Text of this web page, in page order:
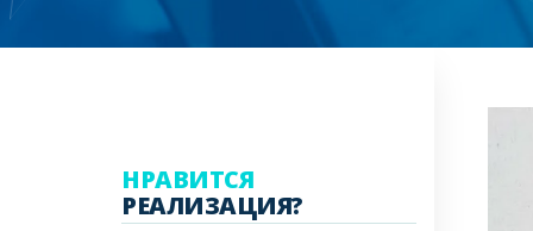
НРАВИТСЯ
РЕАЛИЗАЦИЯ?